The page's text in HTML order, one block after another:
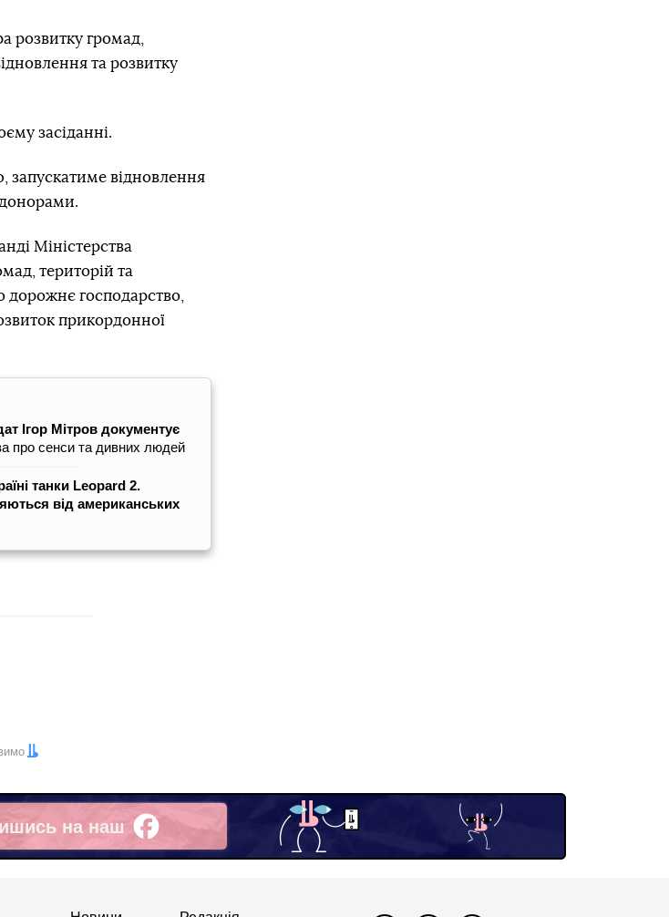
розвитку громад,
та розвитку
засіданні.
запускатиме відновлення
Міністерства
територій та
дорожнє господарство,
прикордонної
Ігор Мітров документує
про сенси та дивних людей
танки Leopard 2.
від американських
на наш